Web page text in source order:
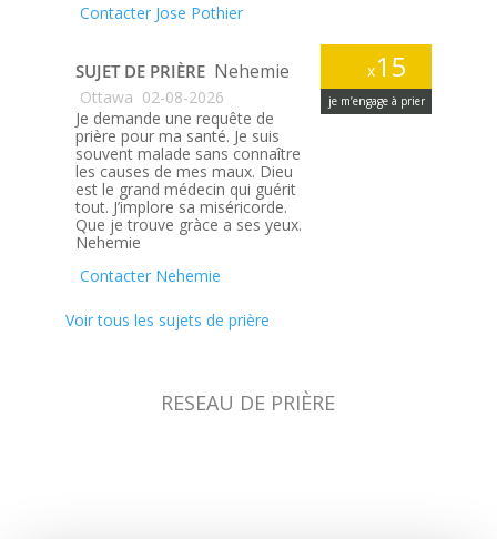
Contacter Jose Pothier
x15
je m’engage à prier
SUJET DE PRIÈRE Nehemie
Ottawa 02-08-2026
Je demande une requête de
prière pour ma santé. Je suis
souvent malade sans connaître
les causes de mes maux. Dieu
est le grand médecin qui guérit
tout. J’implore sa miséricorde.
Que je trouve gràce a ses yeux.
Nehemie
Contacter Nehemie
Voir tous les sujets de prière
RESEAU DE PRIÈRE